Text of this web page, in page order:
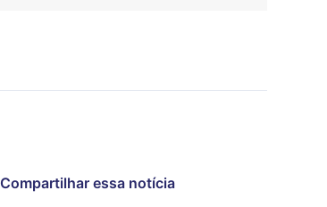
Compartilhar essa notícia